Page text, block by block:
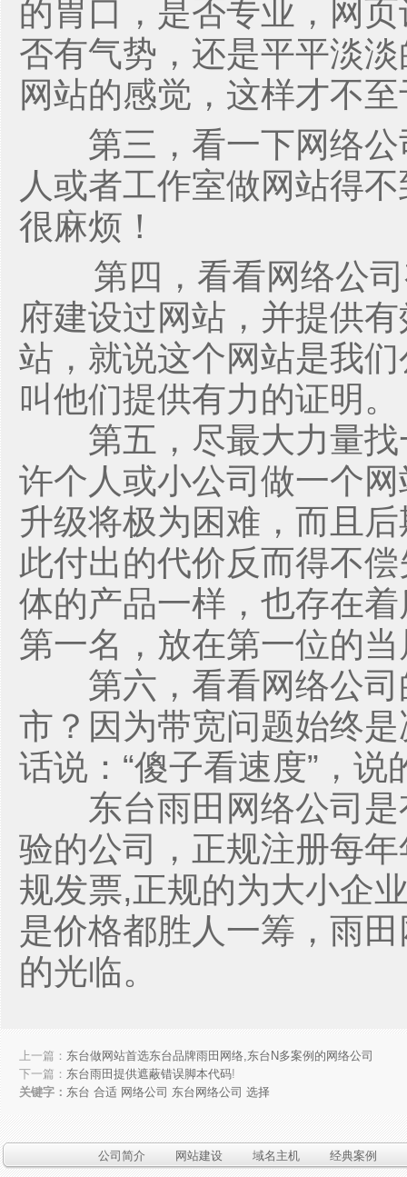
的胃口，是否专业，网
否有气势，还是平平淡
网站的感觉，这样才不
第三，看一下网络公
人或者工作室做网站得
很麻烦！
第四，看看网络公司
府建设过网站，并提供
站，就说这个网站是我
叫他们提供有力的证明。
第五，尽最大力量找
许个人或小公司做一个
升级将极为困难，而且
此付出的代价反而得不
体的产品一样，也存在
第一名，放在第一位的
第六，看看网络公司
市？因为带宽问题始终
话说：“傻子看速度”，
东台雨田网络公司是
验的公司，正规注册每
规发票,正规的为大小企
是价格都胜人一筹，雨
的光临。
上一篇： 东台做网站首选东台品牌雨田网络,东台N多案例的网络公司
下一篇： 东台雨田提供遮蔽错误脚本代码!
关键字： 东台 合适 网络公司 东台网络公司 选择
公司简介 网站建设 域名主机 经典案例